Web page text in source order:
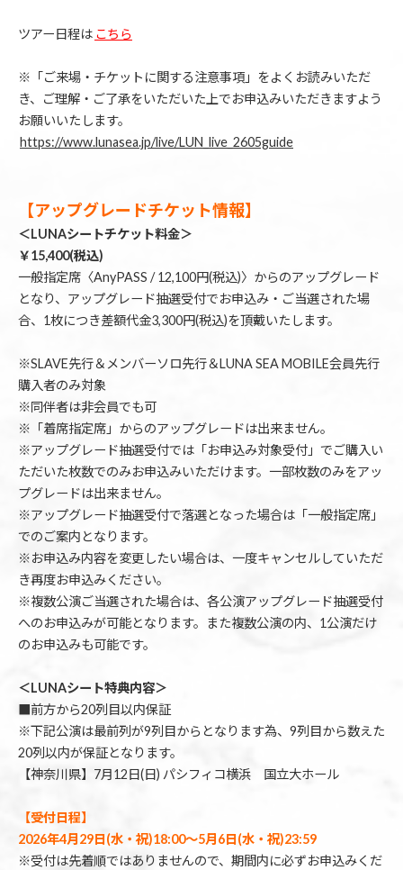
ツアー日程は こちら
※「ご来場・チケットに関する注意事項」をよくお読みいただ
き、ご理解・ご了承をいただいた上でお申込みいただきますよう
お願いいたします。
https://www.lunasea.jp/live/LUN_live_2605guide
【アップグレードチケット情報】
＜LUNAシートチケット料金＞
￥15,400(税込)
一般指定席〈AnyPASS / 12,100円(税込)〉からのアップグレード
となり、アップグレード抽選受付でお申込み・ご当選された場
合、1枚につき差額代金3,300円(税込)を頂戴いたします。
※SLAVE先行＆メンバーソロ先行＆LUNA SEA MOBILE会員先行
購入者のみ対象
※同伴者は非会員でも可
※「着席指定席」からのアップグレードは出来ません。
※アップグレード抽選受付では「お申込み対象受付」でご購入い
ただいた枚数でのみお申込みいただけます。一部枚数のみをアッ
プグレードは出来ません。
※アップグレード抽選受付で落選となった場合は「一般指定席」
でのご案内となります。
※お申込み内容を変更したい場合は、一度キャンセルしていただ
き再度お申込みください。
※複数公演ご当選された場合は、各公演アップグレード抽選受付
へのお申込みが可能となります。また複数公演の内、1公演だけ
のお申込みも可能です。
＜LUNAシート特典内容＞
■前方から20列目以内保証
※下記公演は最前列が9列目からとなります為、9列目から数えた
20列以内が保証となります。
【神奈川県】7月12日(日) パシフィコ横浜 国立大ホール
【受付日程】
2026年4月29日(水・祝)18:00～5月6日(水・祝)23:59
※受付は先着順ではありませんので、期間内に必ずお申込みくだ